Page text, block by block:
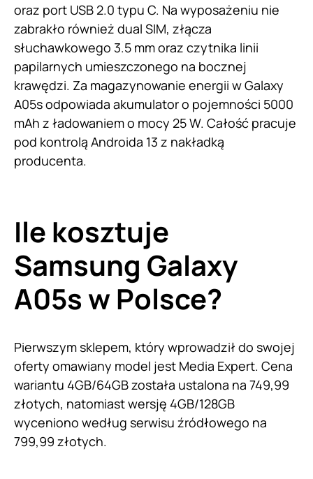
oraz port USB 2.0 typu C. Na wyposażeniu nie
zabrakło również dual SIM, złącza
słuchawkowego 3.5 mm oraz czytnika linii
papilarnych umieszczonego na bocznej
krawędzi. Za magazynowanie energii w Galaxy
A05s odpowiada akumulator o pojemności 5000
mAh z ładowaniem o mocy 25 W. Całość pracuje
pod kontrolą Androida 13 z nakładką
producenta.
Ile kosztuje
Samsung Galaxy
A05s w Polsce?
Pierwszym sklepem, który wprowadził do swojej
oferty omawiany model jest Media Expert. Cena
wariantu 4GB/64GB została ustalona na 749,99
złotych, natomiast wersję 4GB/128GB
wyceniono według serwisu źródłowego na
799,99 złotych.